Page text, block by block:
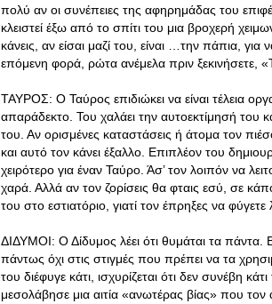
πολύ αν οι συνέπειες της αφηρημάδας του
κλειστεί έξω από το σπίτι του μια βροχερή
κάνεις, αν είσαι μαζί του, είναι …την πάπια,
επόμενη φορά, ρώτα ανέμελα πριν ξεκινήσετε,
ΤΑΥΡΟΣ: Ο Ταύρος επιδιώκει να είναι τέλεια
απαράδεκτο. Του χαλάει την αυτοεκτίμησή του
του. Αν ορισμένες καταστάσεις ή άτομα τον
και αυτό τον κάνει έξαλλο. Επιπλέον του
χειρότερο για έναν Ταύρο. Άσ’ τον λοιπόν να
χαρά. Αλλά αν τον ζορίσεις θα φταις εσύ, σε
του στο εστιατόριο, γιατί τον έπρηξες να
ΔΙΔΥΜΟΙ: Ο Δίδυμος λέει ότι θυμάται τα πάντα.
πάντως όχι στις στιγμές που πρέπει να τα
του διέφυγε κάτι, ισχυρίζεται ότι δεν συνέβη
μεσολάβησε μια αιτία «ανωτέρας βίας» που